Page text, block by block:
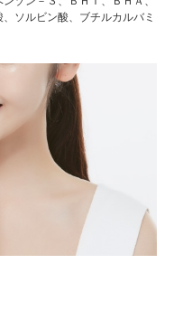
ソルビン酸、ブチルカルバミ